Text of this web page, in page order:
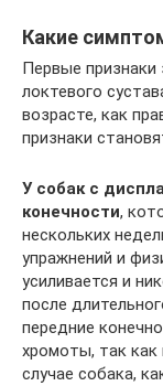
Какие
Первые признаки
локтевого
возрасте, как
признаки
У собак с
конечности,
нескольких
упражнений и
усиливается и
после
передние
хромоты, так как
случае собака,